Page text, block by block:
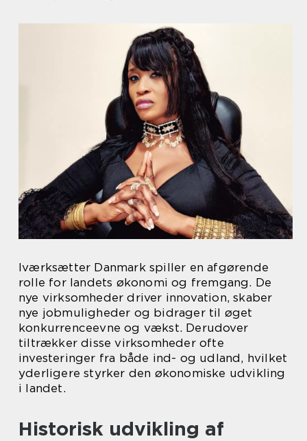
Iværksætter Danmark spiller en afgørende
rolle for landets økonomi og fremgang. De
nye virksomheder driver innovation, skaber
nye jobmuligheder og bidrager til øget
konkurrenceevne og vækst. Derudover
tiltrækker disse virksomheder ofte
investeringer fra både ind- og udland, hvilket
yderligere styrker den økonomiske udvikling
i landet.
Historisk udvikling af